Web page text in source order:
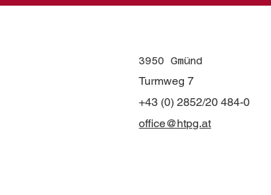
3950 Gmünd
Turmweg 7
+43 (0) 2852/20 484-0
office@htpg.at